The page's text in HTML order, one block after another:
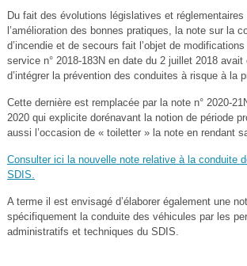
Du fait des évolutions législatives et
l’amélioration des bonnes pratiques, la note sur la
d’incendie et de secours fait l’objet de
service n° 2018-183N en date du 2 juillet 2018
d’intégrer la prévention des conduites à risque à la
Cette dernière est remplacée par la note n° 2020-
2020 qui explicite dorénavant la notion de période
aussi l’occasion de « toiletter » la note en rendant
Consulter ici la nouvelle note relative à la conduite
SDIS.
A terme il est envisagé d’élaborer également une
spécifiquement la conduite des véhicules par les
administratifs et techniques du SDIS.